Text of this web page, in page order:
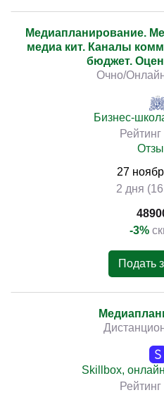
Медиапланирование.
медиа кит. Каналы
бюджет.
Очно/
Бизнес-
Рейтинг
27
2 дня
-3%
Подать
Skillbox,
Рейтинг